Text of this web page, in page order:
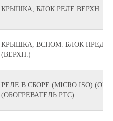
КРЫШКА, БЛОК РЕЛЕ ВЕРХН.
КРЫШКА, ВСПОМ. БЛОК
(ВЕРХН.)
РЕЛЕ В СБОРЕ (MICRO ISO)
(ОБОГРЕВАТЕЛЬ PTC)